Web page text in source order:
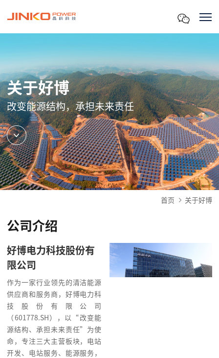
关于好博
改变能源结构，承担未来责任
首页 关于好博
公司介绍
好博电力科技股份有
限公司
作为一家行业领先的清洁能源
供应商和服务商，好博电力科
技股份有限公司
（601778.SH），以“改变能
源结构、承担未来责任”为使
命，专注三大主营板块，电站
开发、电站服务、能源服务，